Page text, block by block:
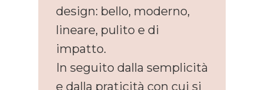
design: bello, moderno,
lineare, pulito e di
impatto.
In seguito dalla semplicità
e dalla praticità con cui si